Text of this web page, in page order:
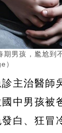
期男孩，尷尬到
）
主治醫師
中男孩被
白、狂冒